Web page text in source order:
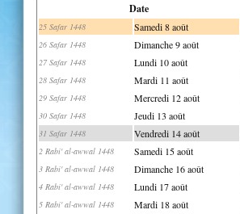
Date
25 Safar 1448 Samedi 8 août
26 Safar 1448 Dimanche 9 août
27 Safar 1448 Lundi 10 août
28 Safar 1448 Mardi 11 août
29 Safar 1448 Mercredi 12 août
30 Safar 1448 Jeudi 13 août
31 Safar 1448 Vendredi 14 août
2 Rabi' al-awwal 1448 Samedi 15 août
3 Rabi' al-awwal 1448 Dimanche 16 août
4 Rabi' al-awwal 1448 Lundi 17 août
5 Rabi' al-awwal 1448 Mardi 18 août